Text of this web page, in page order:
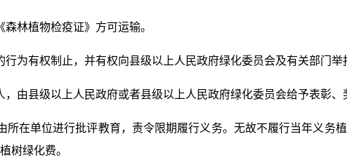
林植物检疫证》方可运输。
为有权制止，并有权向县级以上人民政府绿化委员会及有关部门举
由县级以上人民政府或者县级以上人民政府绿化委员会给予表彰、
所在单位进行批评教育，责令限期履行义务。无故不履行当年义务
树绿化费。